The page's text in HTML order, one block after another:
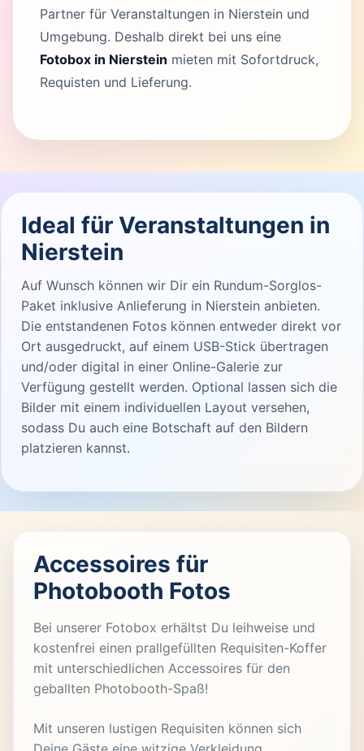
Partner für Veranstaltungen in Nierstein und
Umgebung. Deshalb direkt bei uns eine
Fotobox in Nierstein mieten mit Sofortdruck,
Requisten und Lieferung.
Ideal für Veranstaltungen in
Nierstein
Auf Wunsch können wir Dir ein Rundum-Sorglos-
Paket inklusive Anlieferung in Nierstein anbieten.
Die entstandenen Fotos können entweder direkt vor
Ort ausgedruckt, auf einem USB-Stick übertragen
und/oder digital in einer Online-Galerie zur
Verfügung gestellt werden. Optional lassen sich die
Bilder mit einem individuellen Layout versehen,
sodass Du auch eine Botschaft auf den Bildern
platzieren kannst.
Accessoires für
Photobooth Fotos
Bei unserer Fotobox erhältst Du leihweise und
kostenfrei einen prallgefüllten Requisiten-Koffer
mit unterschiedlichen Accessoires für den
geballten Photobooth-Spaß!
Mit unseren lustigen Requisiten können sich